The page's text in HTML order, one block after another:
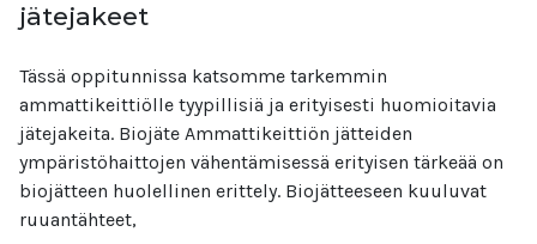
jätejakeet
Tässä oppitunnissa katsomme tarkemmin
ammattikeittiölle tyypillisiä ja erityisesti huomioitavia
jätejakeita. Biojäte Ammattikeittiön jätteiden
ympäristöhaittojen vähentämisessä erityisen tärkeää on
biojätteen huolellinen erittely. Biojätteeseen kuuluvat
ruuantähteet,